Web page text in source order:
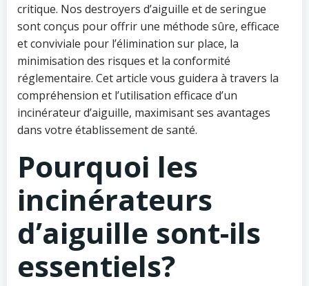
critique. Nos destroyers d’aiguille et de seringue
sont conçus pour offrir une méthode sûre, efficace
et conviviale pour l’élimination sur place, la
minimisation des risques et la conformité
réglementaire. Cet article vous guidera à travers la
compréhension et l’utilisation efficace d’un
incinérateur d’aiguille, maximisant ses avantages
dans votre établissement de santé.
Pourquoi les
incinérateurs
d’aiguille sont-ils
essentiels?